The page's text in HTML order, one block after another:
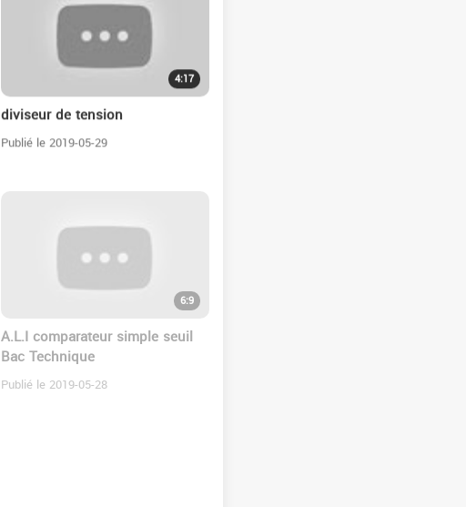
4:17
diviseur de tension
Publié le 2019-05-29
6:9
A.L.I comparateur simple seuil
Bac Technique
Publié le 2019-05-28